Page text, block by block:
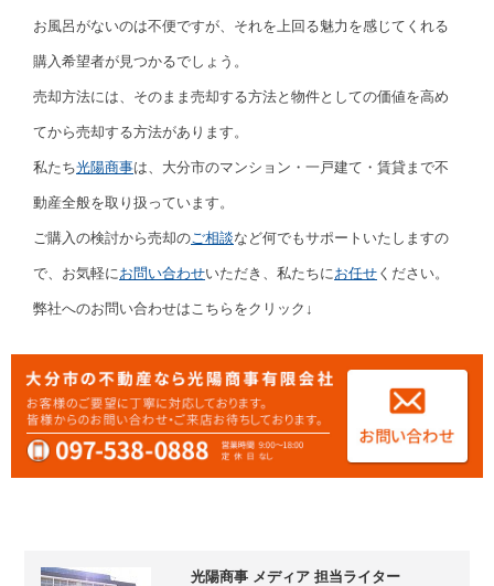
お風呂がないのは不便ですが、それを上回る魅力を感じてくれる
購入希望者が見つかるでしょう。
売却方法には、そのまま売却する方法と物件としての価値を高め
てから売却する方法があります。
私たち光陽商事は、大分市のマンション・一戸建て・賃貸まで不
動産全般を取り扱っています。
ご購入の検討から売却の ご相談など何でもサポートいたしますの
で、お気軽に お問い合わせいただき、私たちに お任せ ください。
弊社へのお問い合わせはこちらをクリック↓
光陽商事 メディア 担当ライター